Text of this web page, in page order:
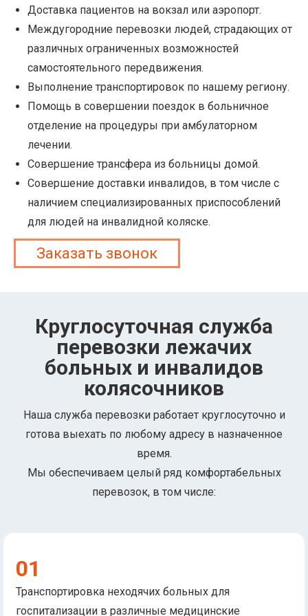
Доставка пациентов на вокзал или аэропорт.
Междугородние перевозки людей, страдающих от
различных ограниченных возможностей
самостоятельного передвижения.
Выполнение транспортировок по нашему региону.
Помощь в совершении поездок в больничное
отделение на процедуры при амбулаторном
лечении.
Совершение трансфера из больницы домой.
Совершение доставки инвалидов, в том числе с
наличием специализированных приспособлений
для людей на инвалидной коляске.
Заказать звонок
Круглосуточная служба
перевозки лежачих
больных и инвалидов
колясочников
Наша служба перевозки работает круглосуточно и
готова выехать по любому адресу в назначенное
время.
Мы обеспечиваем целый ряд комфортабельных
перевозок, в том числе:
01
Транспортировка неходячих больных для
госпитализации в различные медицинские